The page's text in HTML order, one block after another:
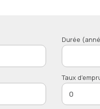
Durée
Taux